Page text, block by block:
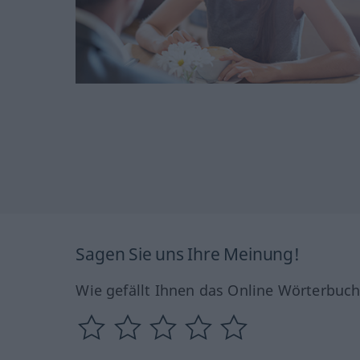
Sagen Sie uns Ihre Meinung!
Wie gefällt Ihnen das Online